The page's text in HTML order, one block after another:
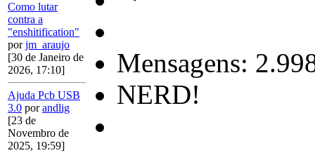
Como lutar
contra a
"enshitification"
porjm_araujo
[30 de Janeiro de
2026, 17:10]
Ajuda Pcb USB
3.0 porandlig
[23 de
Novembro de
2025, 19:59]
Mensagens:
NERD!